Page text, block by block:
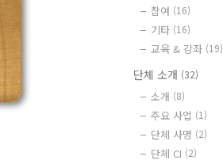
참여 (16)
기타 (16)
교육 & 강좌 (19)
단체 소개 (32)
소개 (8)
주요 사업 (1)
단체 사명 (2)
단체 CI (2)